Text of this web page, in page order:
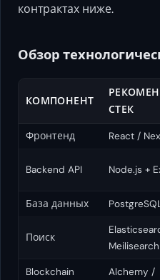
контрактах ниже.
Обзор
КОМПОНЕНТ
СТЕК
Фронтенд React /
Backend API Node.js +
База данных
Поиск
Meilisearch
Blockchain
Alchemy /